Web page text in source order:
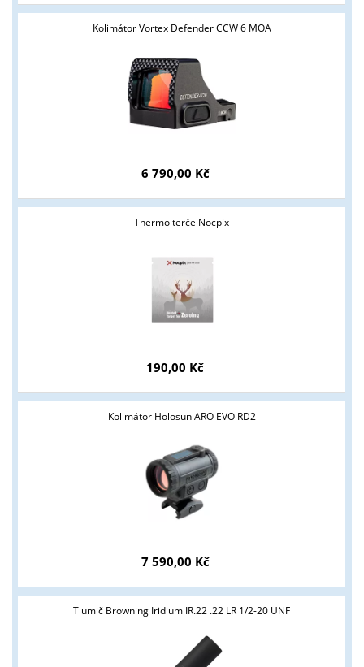
Kolimátor Vortex Defender CCW 6 MOA
6 790,00 Kč
Thermo terče Nocpix
190,00 Kč
Kolimátor Holosun ARO EVO RD2
7 590,00 Kč
Tlumič Browning Iridium IR.22 .22 LR 1/2-20 UNF
podnikatelům v oblasti zbraně a střelivo. Splňujete tyto
podmínky?